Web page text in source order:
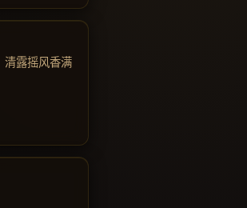
清露摇风香满